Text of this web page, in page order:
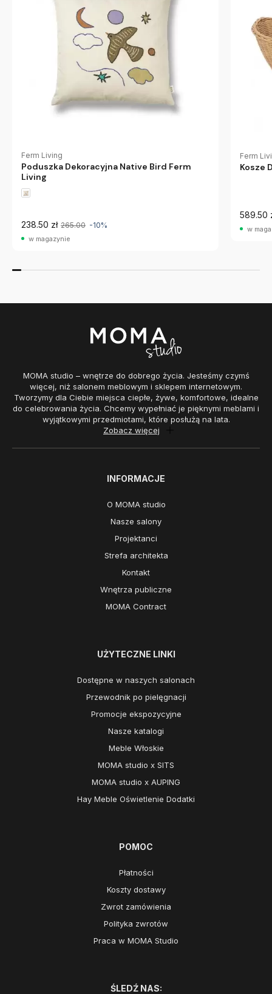
Ferm Living
Poduszka Dekoracyjna Native Bird Ferm
Living
238.50 zł 265.00 -10%
w magazynie
Ferm
Kosze
589.50
w
MOMA studio – wnętrze do dobrego życia. Jesteśmy czymś
więcej, niż salonem meblowym i sklepem internetowym.
Tworzymy dla Ciebie miejsca ciepłe, żywe, komfortowe, idealne
do celebrowania życia. Chcemy wypełniać je pięknymi meblami i
wyjątkowymi przedmiotami, które posłużą na lata.
Zobacz więcej
INFORMACJE
O MOMA studio
Nasze salony
Projektanci
Strefa architekta
Kontakt
Wnętrza publiczne
MOMA Contract
UŻYTECZNE LINKI
Dostępne w naszych salonach
Przewodnik po pielęgnacji
Promocje ekspozycyjne
Nasze katalogi
Meble Włoskie
MOMA studio x SITS
MOMA studio x AUPING
Hay Meble Oświetlenie Dodatki
POMOC
Płatności
Koszty dostawy
Zwrot zamówienia
Polityka zwrotów
Praca w MOMA Studio
ŚLEDŹ NAS: